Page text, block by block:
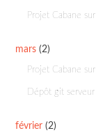
Projet Cabane
mars (2)
Projet Cabane
Dépôt git serveur
février (2)